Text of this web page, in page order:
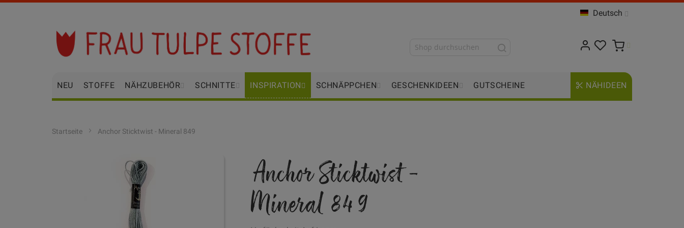
Inhalt
springen
Deutsch
NEU STOFFE NÄHZUBEHÖR SCHNITTE INSPIRATION SCHNÄPPCHEN GESCHENKIDEEN GUTSCHEINE NÄHIDEEN
Startseite Anchor Sticktwist - Mineral 849
Anchor Sticktwist -
Mineral 849